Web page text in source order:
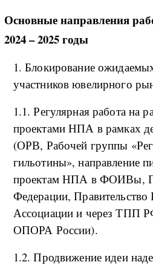
Основные направления
2024 – 2025 годы
1. Блокирование
участников ювелирного
1.1. Регулярная работа на
проектами НПА в рамках
(ОРВ, Рабочей группы
гильотины», направление
проектам НПА в ФОИВы,
Федерации,
Ассоциации и через ТПП
ОПОРА России).
1.2. Продвижение идеи